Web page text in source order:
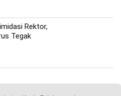
Rektor,
Tegak